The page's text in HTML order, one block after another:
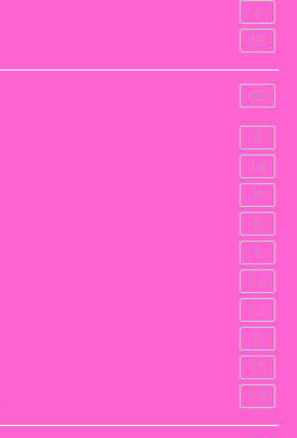
2
18
88
4
14
9
8
1
12
12
8
15
13